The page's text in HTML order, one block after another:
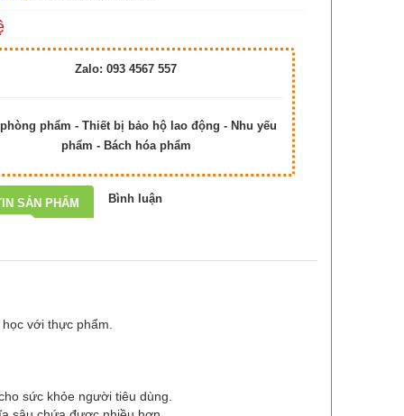
Zalo: 093 4567 557
phẩm - Thiết bị bảo hộ lao động - Nhu yếu
phẩm - Bách hóa phẩm
SẢN PHẨM Bình luận
với thực phẩm.
sức khỏe người tiêu dùng.